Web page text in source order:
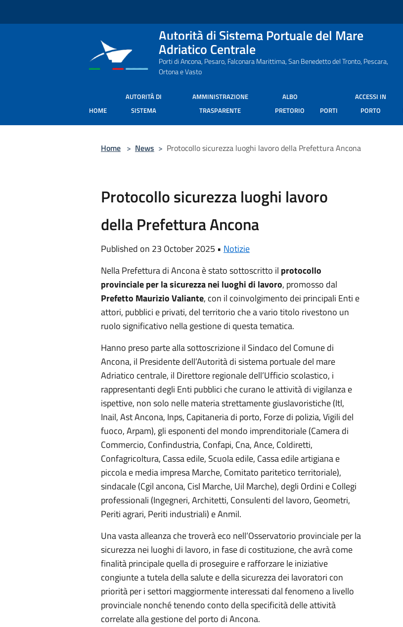
Autorità di Sistema Portuale del Mare
Adriatico Centrale
Porti di Ancona, Pesaro, Falconara Marittima, San Benedetto del Tronto, Pescara,
Ortona e Vasto
HOME
AUTORITÀ DI
SISTEMA
AMMINISTRAZIONE
TRASPARENTE
ALBO
PRETORIO
PORTI
ACCESSI IN
PORTO
Home > News > Protocollo sicurezza luoghi lavoro della Prefettura Ancona
Protocollo sicurezza luoghi lavoro
della Prefettura Ancona
Published on 23 October 2025 • Notizie
Nella Prefettura di Ancona è stato sottoscritto il protocollo
provinciale per la sicurezza nei luoghi di lavoro, promosso dal
Prefetto Maurizio Valiante, con il coinvolgimento dei principali Enti e
attori, pubblici e privati, del territorio che a vario titolo rivestono un
ruolo significativo nella gestione di questa tematica.
Hanno preso parte alla sottoscrizione il Sindaco del Comune di
Ancona, il Presidente dell’Autorità di sistema portuale del mare
Adriatico centrale, il Direttore regionale dell’Ufficio scolastico, i
rappresentanti degli Enti pubblici che curano le attività di vigilanza e
ispettive, non solo nelle materia strettamente giuslavoristiche (Itl,
Inail, Ast Ancona, Inps, Capitaneria di porto, Forze di polizia, Vigili del
fuoco, Arpam), gli esponenti del mondo imprenditoriale (Camera di
Commercio, Confindustria, Confapi, Cna, Ance, Coldiretti,
Confagricoltura, Cassa edile, Scuola edile, Cassa edile artigiana e
piccola e media impresa Marche, Comitato paritetico territoriale),
sindacale (Cgil ancona, Cisl Marche, Uil Marche), degli Ordini e Collegi
professionali (Ingegneri, Architetti, Consulenti del lavoro, Geometri,
Periti agrari, Periti industriali) e Anmil.
Una vasta alleanza che troverà eco nell’Osservatorio provinciale per la
sicurezza nei luoghi di lavoro, in fase di costituzione, che avrà come
finalità principale quella di proseguire e rafforzare le iniziative
congiunte a tutela della salute e della sicurezza dei lavoratori con
priorità per i settori maggiormente interessati dal fenomeno a livello
provinciale nonché tenendo conto della specificità delle attività
correlate alla gestione del porto di Ancona.